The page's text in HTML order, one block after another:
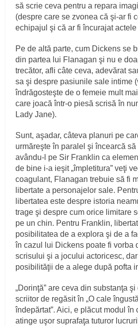
să scrie ceva pentru a repara
(despre care se zvonea că şi-ar fi
echipajul şi că ar fi încurajat
Pe de altă parte, cum Dickens se
din partea lui Flanagan şi nu e
trecător, afli câte ceva, adevărat
sa şi despre pasiunile sale intime
îndrăgosteşte de o femeie mult
care joacă într-o piesă scrisă în
Lady Jane).
Sunt, aşadar, câteva planuri pe
urmăreşte în paralel şi încearcă
avându-l pe Sir Franklin ca
de bine i-a ieşit „împletitura” veţi
coagulant, Flanagan trebuie să fi
libertate a personajelor sale.
libertatea este despre istoria
trage şi despre cum orice limitare
pe un chin. Pentru Franklin,
posibilitatea de a explora şi de a
în cazul lui Dickens poate fi vorba
scrisului şi a jocului actoricesc,
posibilităţii de a alege după pofta
„Dorinţă” are ceva din substanţa
scriitor de regăsit în „O cale
îndepărtat”. Aici, e plăcut modul în
atinge uşor suprafaţa tuturor